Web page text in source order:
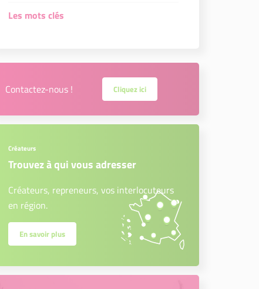
Les mots clés
Contactez-nous ! Cliquez ici
Créateurs
Trouvez à qui vous adresser
Créateurs, repreneurs, vos interlocuteurs
en région.
En savoir plus